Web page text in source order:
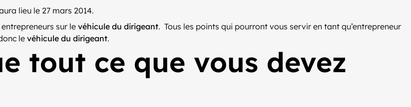
lieu le 27 mars 2014.
sur le véhicule du dirigeant. Tous les points qui pourront vous servir en tant qu’entrepreneur
le véhicule du dirigeant.
tout ce que vous devez